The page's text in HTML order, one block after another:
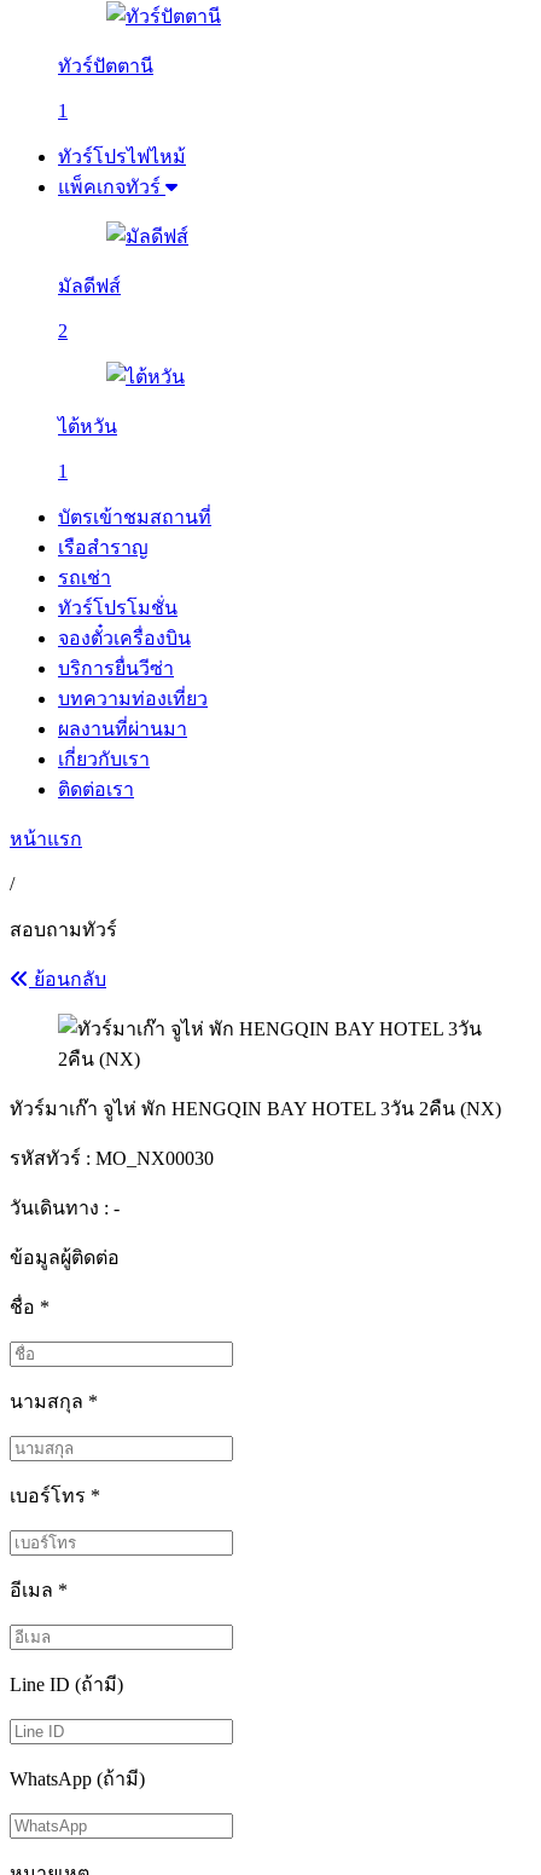
ทัวร์ปัตตานี
1
ทัวร์โปรไฟไหม้
แพ็คเกจทัวร์
มัลดีฟส์
2
ไต้หวัน
1
บัตรเข้าชมสถานที่
เรือสำราญ
รถเช่า
ทัวร์โปรโมชั่น
จองตั๋วเครื่องบิน
บริการยื่นวีซ่า
บทความท่องเที่ยว
ผลงานที่ผ่านมา
เกี่ยวกับเรา
ติดต่อเรา
หน้าแรก
/
สอบถามทัวร์
ย้อนกลับ
ทัวร์มาเก๊า จูไห่ พัก HENGQIN BAY HOTEL 3วัน 2คืน (NX)
รหัสทัวร์ : MO_NX00030
วันเดินทาง : -
ข้อมูลผู้ติดต่อ
ชื่อ *
นามสกุล *
เบอร์โทร *
อีเมล *
Line ID (ถ้ามี)
WhatsApp (ถ้ามี)